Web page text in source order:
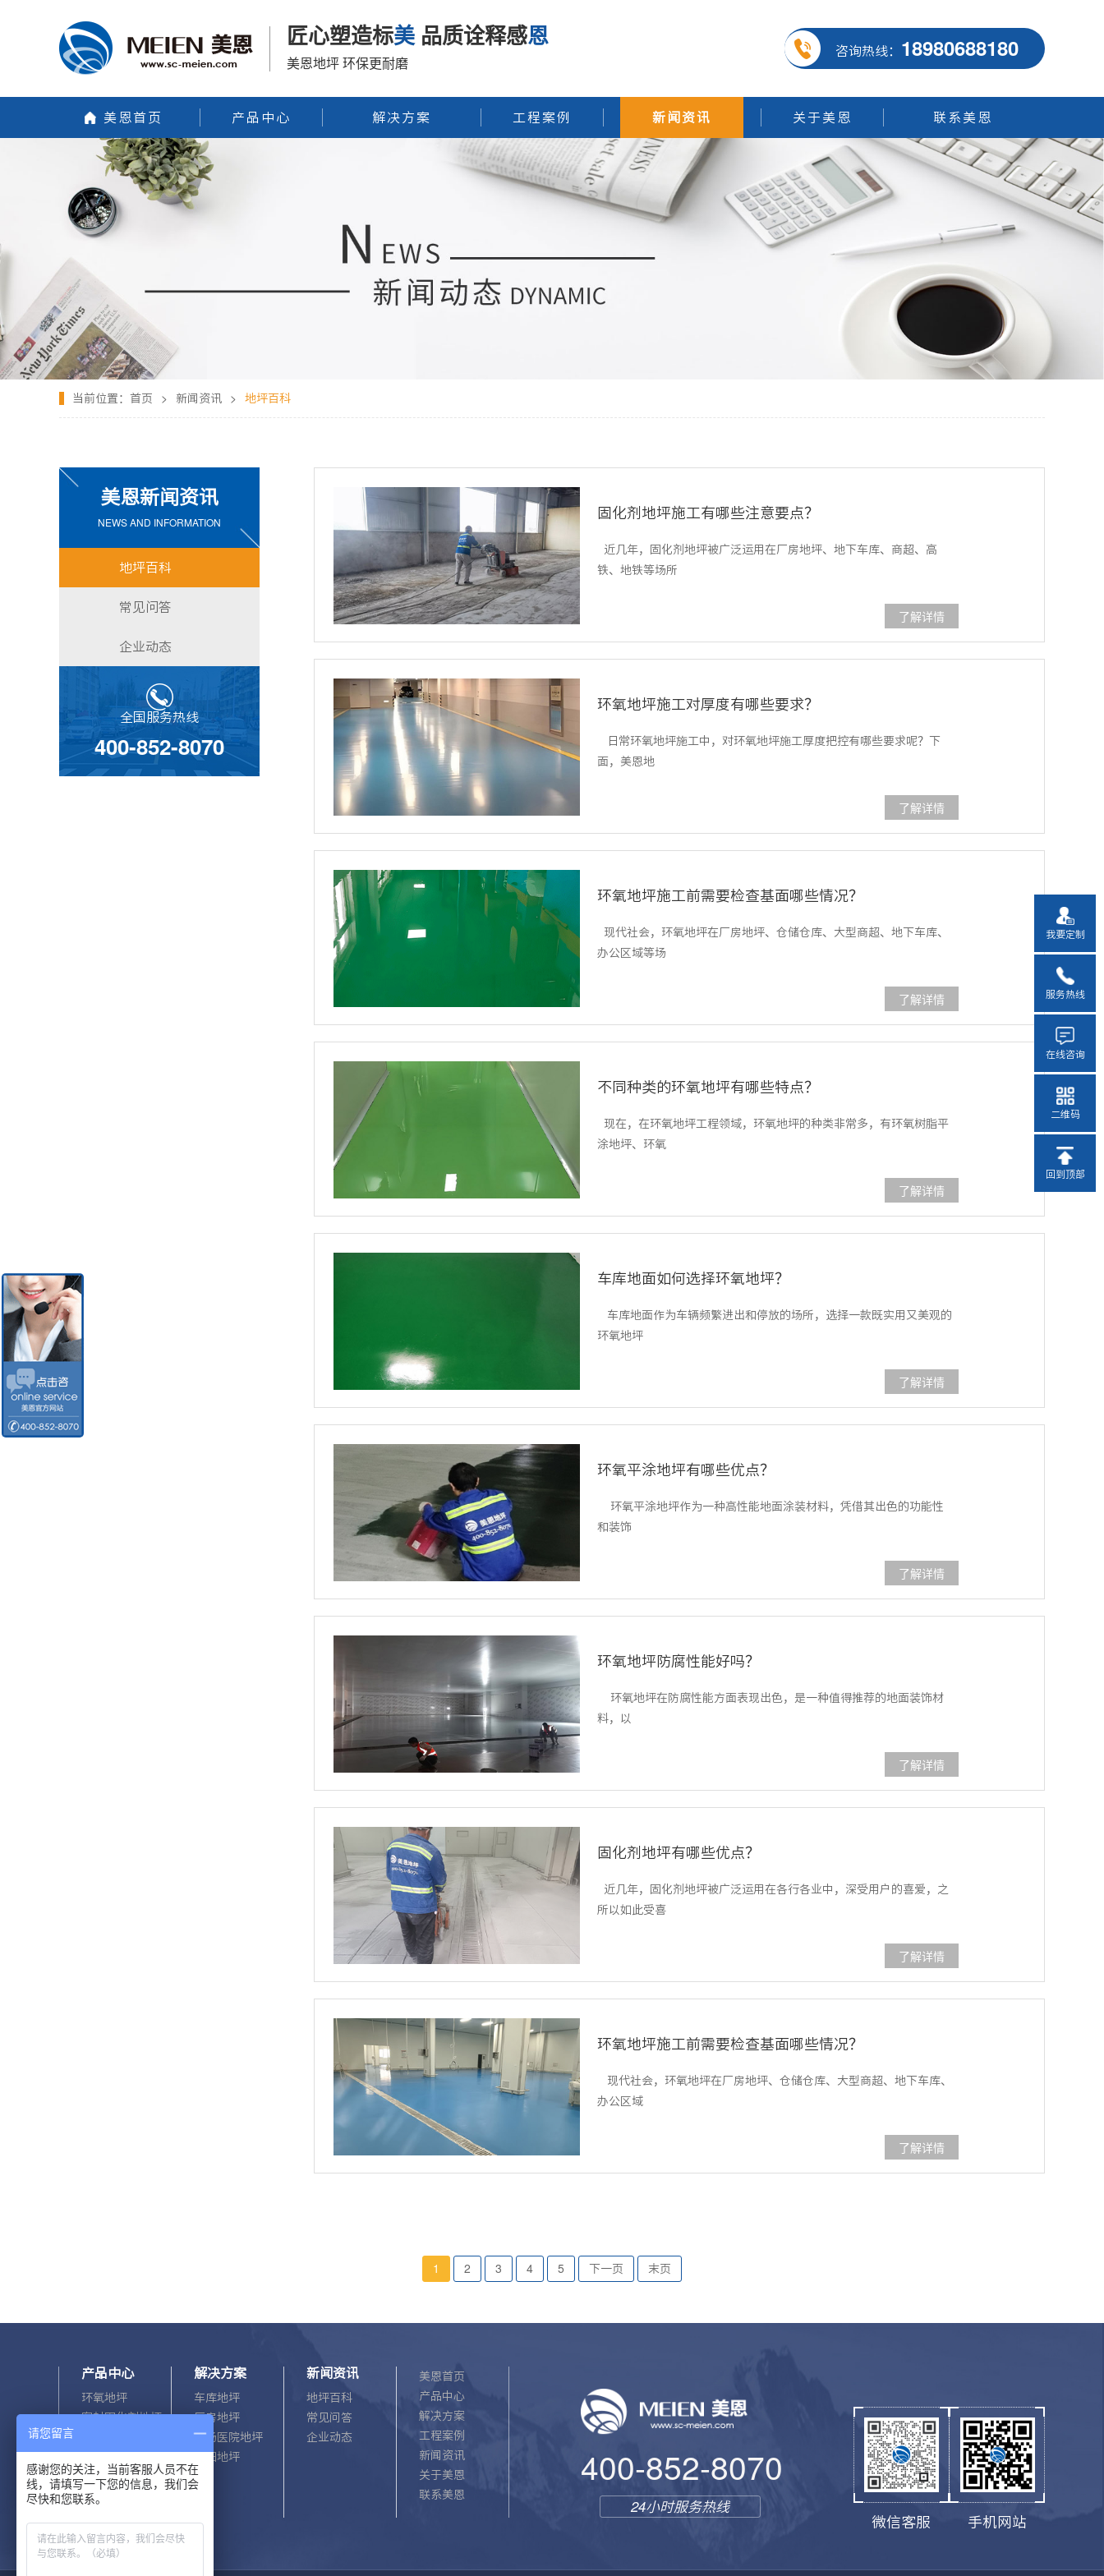
匠心塑造标美品质诠释感恩
美恩地坪 环保更耐磨
咨询热线： 18980688180
美恩首页 产品中心 解决方案 工程案例 新闻资讯 关于美恩 联系美恩
当前位置： 首页 > 新闻资讯 > 地坪百科
美恩新闻资讯
NEWS AND INFORMATION
地坪百科
常见问答
企业动态
全国服务热线
400-852-8070
固化剂地坪施工有哪些注意要点？
近几年，固化剂地坪被广泛运用在厂房地坪、地下车库、商超、高
铁、地铁等场所
了解详情
环氧地坪施工对厚度有哪些要求？
日常环氧地坪施工中，对环氧地坪施工厚度把控有哪些要求呢？下
面，美恩地
了解详情
环氧地坪施工前需要检查基面哪些情况？
现代社会，环氧地坪在厂房地坪、仓储仓库、大型商超、地下车库、
办公区域等场
了解详情
不同种类的环氧地坪有哪些特点？
现在，在环氧地坪工程领域，环氧地坪的种类非常多，有环氧树脂平
涂地坪、环氧
了解详情
车库地面如何选择环氧地坪？
车库地面作为车辆频繁进出和停放的场所，选择一款既实用又美观的
环氧地坪
了解详情
环氧平涂地坪有哪些优点？
环氧平涂地坪作为一种高性能地面涂装材料，凭借其出色的功能性
和装饰
了解详情
环氧地坪防腐性能好吗？
环氧地坪在防腐性能方面表现出色，是一种值得推荐的地面装饰材
料，以
了解详情
固化剂地坪有哪些优点？
近几年，固化剂地坪被广泛运用在各行各业中，深受用户的喜爱，之
所以如此受喜
了解详情
环氧地坪施工前需要检查基面哪些情况？
现代社会，环氧地坪在厂房地坪、仓储仓库、大型商超、地下车库、
办公区域
了解详情
1 2 3 4 5 下一页 末页
我要定制
服务热线
在线咨询
二维码
回到顶部
产品中心
环氧地坪
密封固化剂地坪
聚氨酯超耐磨
彩色透水地坪
路面改色
解决方案
车库地坪
厂房地坪
机场医院地坪
老旧地坪
新闻资讯
地坪百科
常见问答
企业动态
美恩首页
产品中心
解决方案
工程案例
新闻资讯
关于美恩
联系美恩
400-852-8070
24小时服务热线
微信客服 手机网站
请您留言
感谢您的关注，当前客服人员不在
线，请填写一下您的信息，我们会
尽快和您联系。